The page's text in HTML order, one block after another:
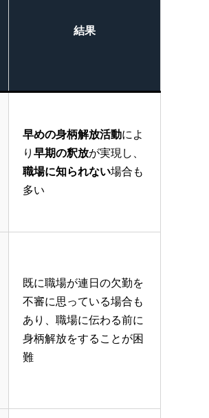
結果
早めの身柄解放活動によ
り 早期の釈放が実現し、
職場に知られない場合も
多い
既に職場が連日の欠勤を
不審に思っている場合も
あり、職場に伝わる前に
身柄解放をすることが困
難